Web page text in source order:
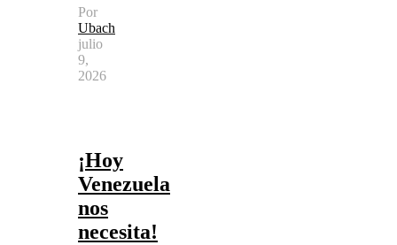
Por
Ubach
julio
9,
2026
¡Hoy
Venezuela
nos
necesita!